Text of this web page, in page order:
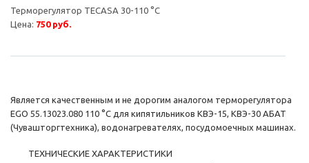
Терморегулятор TECASA 30-110 °С
Цена: 750 руб.
Является качественным и не дорогим аналогом терморегулятора
EGO 55.13023.080 110 °С для кипятильников КВЭ-15, КВЭ-30 АБАТ
(Чувашторгтехника), водонагревателях, посудомоечных машинах.
ТЕХНИЧЕСКИЕ ХАРАКТЕРИСТИКИ